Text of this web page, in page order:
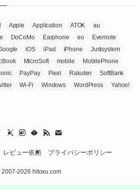
Apple Application ATOK
au
DoCoMo Earphone eo
Evernote
iOS iPad iPhone
Justsystem
MicroSoft mobile
MobilePhone
PayPay Pixel Rakuten
SoftBank
Wi-Fi Windows WordPress
Yahoo!
レビュー依頼 プライバシーポリシー
2007-2026 hitoxu.com